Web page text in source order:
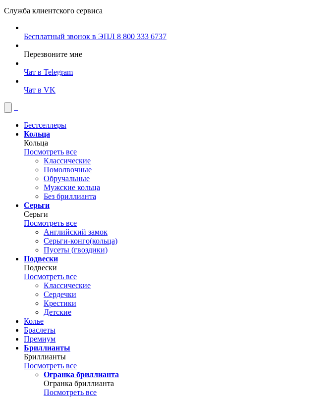
Служба клиентского сервиса
Бесплатный звонок в ЭПЛ 8 800 333 6737
Перезвоните мне
Чат в Telegram
Чат в VK
Бестселлеры
Кольца
Кольца
Посмотреть все
Классические
Помолвочные
Обручальные
Мужские кольца
Без бриллианта
Серьги
Серьги
Посмотреть все
Английский замок
Серьги-конго(кольца)
Пусеты (гвоздики)
Подвески
Подвески
Посмотреть все
Классические
Сердечки
Крестики
Детские
Колье
Браслеты
Премиум
Бриллианты
Бриллианты
Посмотреть все
Огранка бриллианта
Огранка бриллианта
Посмотреть все